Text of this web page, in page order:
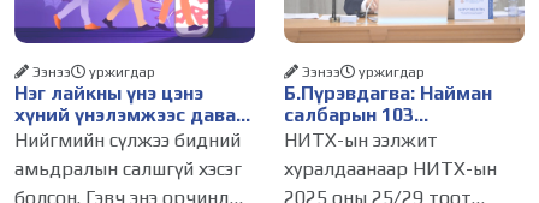
Нэг лайкны үнэ цэнэ
хүний үнэлэмжээс давах
болсон уу?
Ээнээ уржигдар
Нийгмийн сүлжээ бидний
амьдралын салшгүй хэсэг
болсон. Гэвч энэ орчинд
Б.Пүрэвдагва: Найман
салбарын 103
үйлчилгээний
бүртгэлийг цуцалснаар
бизнес эрхлэхэд таатай
Ээнээ уржигдар
НИТХ-ын ээлжит
хуралдаанаар НИТХ-ын
2025 оны 25/29 тоот